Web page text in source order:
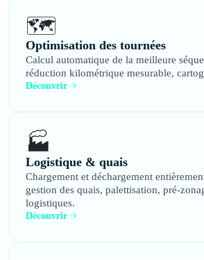
🗺️
Optimisation des tournées
Calcul automatique de la meilleure
réduction kilométrique mesurable,
Découvrir
🏭
Logistique & quais
Chargement et déchargement
gestion des quais, palettisation, pré-
logistiques.
Découvrir